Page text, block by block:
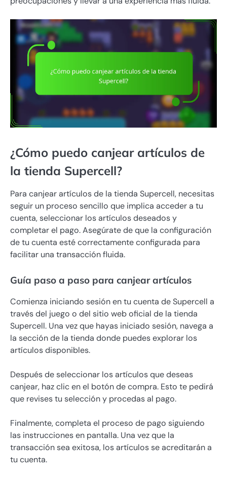
¿Cómo puedo canjear artículos de
la tienda Supercell?
Para canjear artículos de la tienda Supercell, necesitas
seguir un proceso sencillo que implica acceder a tu
cuenta, seleccionar los artículos deseados y
completar el pago. Asegúrate de que la configuración
de tu cuenta esté correctamente configurada para
facilitar una transacción fluida.
Guía paso a paso para canjear artículos
Comienza iniciando sesión en tu cuenta de Supercell a
través del juego o del sitio web oficial de la tienda
Supercell. Una vez que hayas iniciado sesión, navega a
la sección de la tienda donde puedes explorar los
artículos disponibles.
Después de seleccionar los artículos que deseas
canjear, haz clic en el botón de compra. Esto te pedirá
que revises tu selección y procedas al pago.
Finalmente, completa el proceso de pago siguiendo
las instrucciones en pantalla. Una vez que la
transacción sea exitosa, los artículos se acreditarán a
tu cuenta.